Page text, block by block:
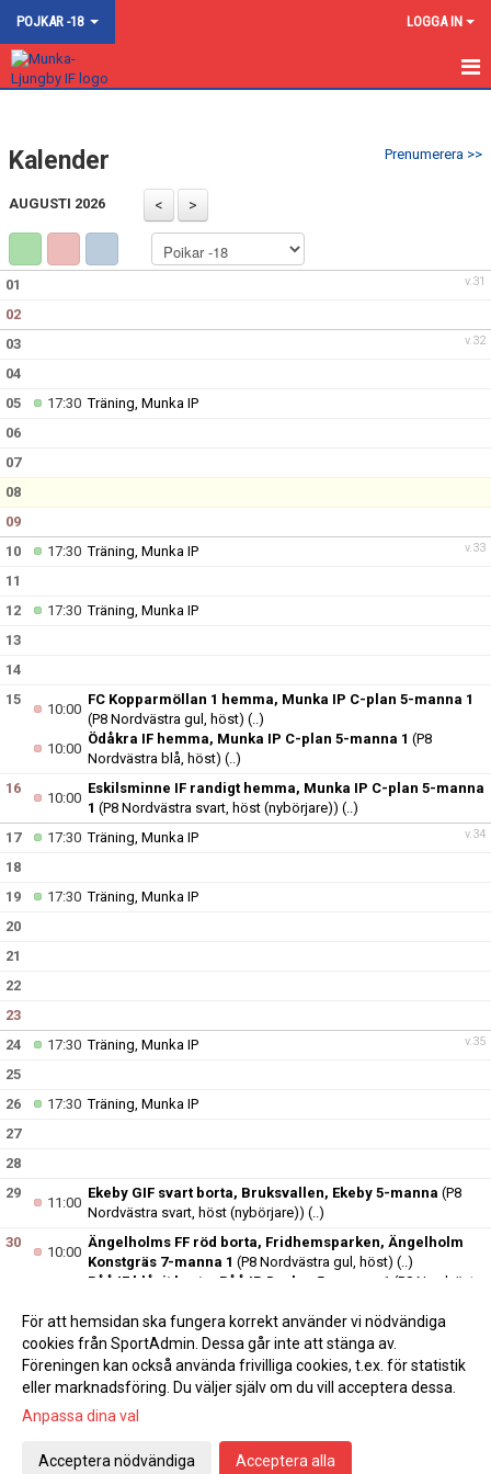
POJKAR -18 LOGGA IN
NYHETER
KALENDER
BILDGALLERI
KONTAKT
Prenumerera >>
Kalender
AUGUSTI 2026
v.31
01
02
v.32
03
04
05
17:30Träning, Munka IP
06
07
08
09
v.33
10 17:30Träning, Munka IP
11
12
17:30Träning, Munka IP
13
14
15
10:00
FC Kopparmöllan 1 hemma, Munka IP C-plan 5-manna 1
(P8 Nordvästra gul, höst) (..)
10:00
Ödåkra IF hemma, Munka IP C-plan 5-manna 1 (P8
Nordvästra blå, höst) (..)
16
10:00
Eskilsminne IF randigt hemma, Munka IP C-plan 5-manna
1 (P8 Nordvästra svart, höst (nybörjare)) (..)
v.34
17 17:30Träning, Munka IP
18
19
17:30Träning, Munka IP
20
21
22
23
v.35
24 17:30Träning, Munka IP
25
26
17:30Träning, Munka IP
27
28
29
11:00
Ekeby GIF svart borta, Bruksvallen, Ekeby 5-manna (P8
Nordvästra svart, höst (nybörjare)) (..)
30
10:00
Ängelholms FF röd borta, Fridhemsparken, Ängelholm
Konstgräs 7-manna 1 (P8 Nordvästra gul, höst) (..)
Råå IF blåvit borta, Råå IP D-plan 5-manna 1 (P8 Nordvästra
17:30Träning, Munka IP
Gå till Webbversion
För att hemsidan ska fungera korrekt använder vi nödvändiga
cookies från SportAdmin. Dessa går inte att stänga av.
Föreningen kan också använda frivilliga cookies, t.ex. för statistik
eller marknadsföring. Du väljer själv om du vill acceptera dessa.
Anpassa dina val
Acceptera nödvändiga Acceptera alla